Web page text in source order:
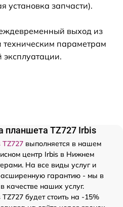
установка запчасти).
выход из
техническим параметрам
планшета TZ727 Irbis
TZ727 выполняется в нашем
центр Irbis в Нижнем
На все виды услуг и
гарантию - мы в
качестве наших услуг.
будет стоить на -15%